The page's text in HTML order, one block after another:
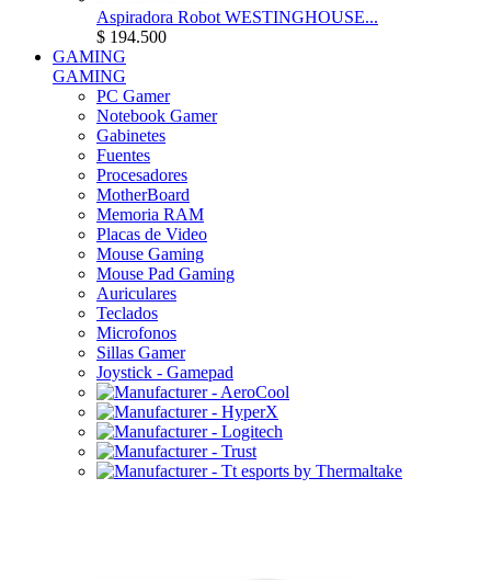
Aspiradora Robot WESTINGHOUSE...
$ 194.500
GAMING
GAMING
PC Gamer
Notebook Gamer
Gabinetes
Fuentes
Procesadores
MotherBoard
Memoria RAM
Placas de Video
Mouse Gaming
Mouse Pad Gaming
Auriculares
Teclados
Microfonos
Sillas Gamer
Joystick - Gamepad